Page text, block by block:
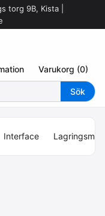
torg 9B, Kista |
Varukorg (0)
Interface